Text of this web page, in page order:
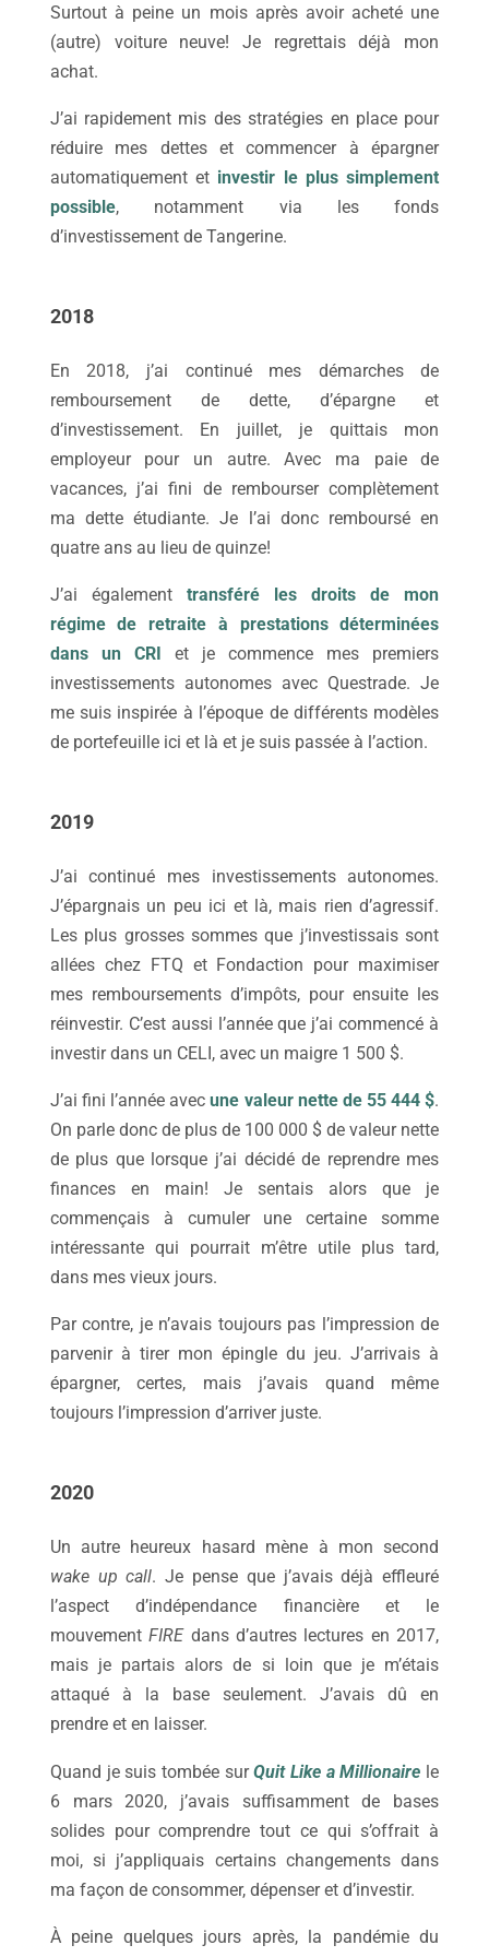
Surtout à peine un mois après avoir acheté une
(autre) voiture neuve! Je regrettais déjà mon
achat.
J’ai rapidement mis des stratégies en place pour
réduire mes dettes et commencer à épargner
automatiquement et investir le plus simplement
possible, notamment via les fonds
d’investissement de Tangerine.
2018
En 2018, j’ai continué mes démarches de
remboursement de dette, d’épargne et
d’investissement. En juillet, je quittais mon
employeur pour un autre. Avec ma paie de
vacances, j’ai fini de rembourser complètement
ma dette étudiante. Je l’ai donc remboursé en
quatre ans au lieu de quinze!
J’ai égalementtransféré les droits de mon
régime de retraite à prestations déterminées
dans un CRI
et je commence mes premiers
investissements autonomes avec Questrade. Je
me suis inspirée à l’époque de différents modèles
de portefeuille ici et là et je suis passée à l’action.
2019
J’ai continué mes investissements autonomes.
J’épargnais un peu ici et là, mais rien d’agressif.
Les plus grosses sommes que j’investissais sont
allées chez FTQ et Fondaction pour maximiser
mes remboursements d’impôts, pour ensuite les
réinvestir. C’est aussi l’année que j’ai commencé à
investir dans un CELI, avec un maigre 1 500 $.
J’ai fini l’année avecune valeur nette de 55 444 $.
On parle donc de plus de 100 000 $ de valeur nette
de plus que lorsque j’ai décidé de reprendre mes
finances en main! Je sentais alors que je
commençais à cumuler une certaine somme
intéressante qui pourrait m’être utile plus tard,
dans mes vieux jours.
Par contre, je n’avais toujours pas l’impression de
parvenir à tirer mon épingle du jeu. J’arrivais à
épargner, certes, mais j’avais quand même
toujours l’impression d’arriver juste.
2020
Un autre heureux hasard mène à mon second
wake up call. Je pense que j’avais déjà effleuré
l’aspect d’indépendance financière et le
mouvementFIREdans d’autres lectures en 2017,
mais je partais alors de si loin que je m’étais
attaqué à la base seulement. J’avais dû en
prendre et en laisser.
Quand je suis tombée sur Quit Like a Millionaire le
6 mars 2020, j’avais suffisamment de bases
solides pour comprendre tout ce qui s’offrait à
moi, si j’appliquais certains changements dans
ma façon de consommer, dépenser et d’investir.
À peine quelques jours après, la pandémie du